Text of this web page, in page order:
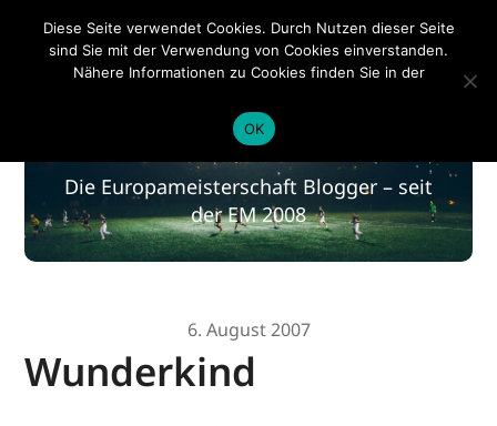
EM 2020
EM 2020
Die Europameisterschaft Blogger – seit
der EM 2008
6. August 2007
Wunderkind
Diese Seite verwendet Cookies. Durch Nutzen dieser Seite
sind Sie mit der Verwendung von Cookies einverstanden.
Nähere Informationen zu Cookies finden Sie in der
OK